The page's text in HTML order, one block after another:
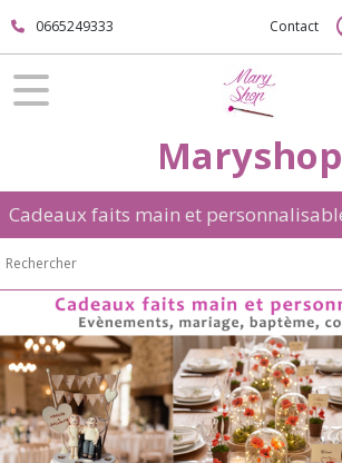
0665249333 Contact
Maryshop